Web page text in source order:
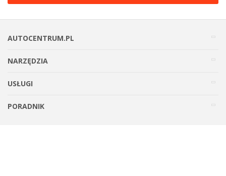
AUTOCENTRUM.PL
NARZĘDZIA
USŁUGI
PORADNIK